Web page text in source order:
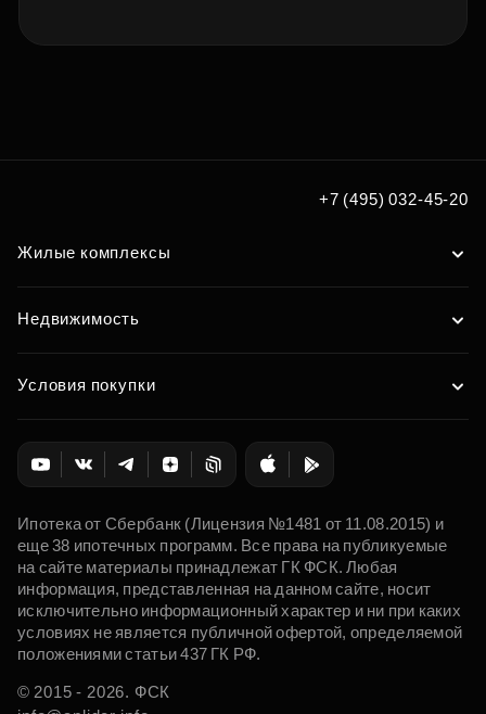
+7 (495) 032-45-20
Жилые комплексы
Недвижимость
Условия покупки
Ипотека от Сбербанк (Лицензия №1481 от 11.08.2015) и
еще 38 ипотечных программ. Все права на публикуемые
на сайте материалы принадлежат ГК ФСК. Любая
информация, представленная на данном сайте, носит
исключительно информационный характер и ни при каких
условиях не является публичной офертой, определяемой
положениями статьи 437 ГК РФ.
© 2015 - 2026. ФСК